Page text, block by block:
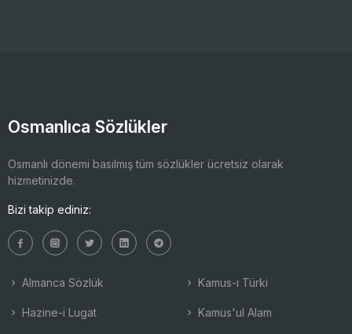
Osmanlıca Sözlükler
Osmanlı dönemi basılmış tüm sözlükler ücretsiz olarak
hizmetinizde.
Bizi takip ediniz:
Almanca Sözlük
Hazine-i Lugat
Kamus-ı Türki
Kamus'ul Alam